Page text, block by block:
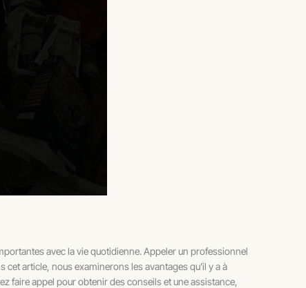
avec la vie quotidienne. Appeler un professionnel
article, nous examinerons les avantages qu’il y a à
faire appel pour obtenir des conseils et une assistance,